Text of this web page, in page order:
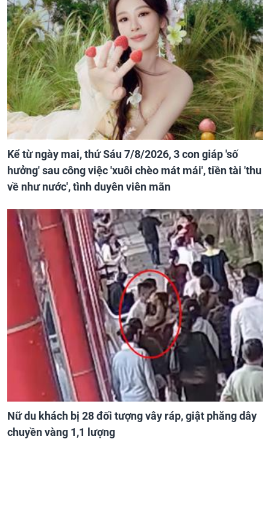
Kể từ ngày mai, thứ Sáu 7/8/2026, 3 con giáp 'số
hưởng' sau công việc 'xuôi chèo mát mái', tiền tài 'thu
về như nước', tình duyên viên mãn
Nữ du khách bị 28 đối tượng vây ráp, giật phăng dây
chuyền vàng 1,1 lượng